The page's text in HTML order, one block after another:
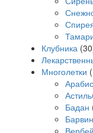
Клубника
Многолетки
Арабис
Бадан